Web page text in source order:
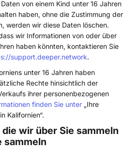
von einem Kind unter 16 Jahren
haben, ohne die Zustimmung der
werden wir diese Daten löschen.
wir Informationen von oder über
haben könnten, kontaktieren Sie
support.deeper.network.
unter 16 Jahren haben
Rechte hinsichtlich der
ihrer personenbezogenen
finden Sie unter „Ihre
Kalifornien“.
wir über Sie sammeln
sammeln